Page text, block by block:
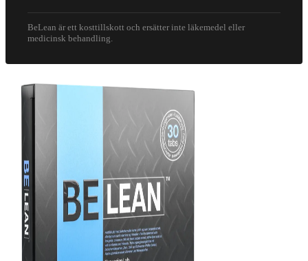
BeLean är ett kosttillskott och ersätter inte läkemedel eller
medicinsk behandling.